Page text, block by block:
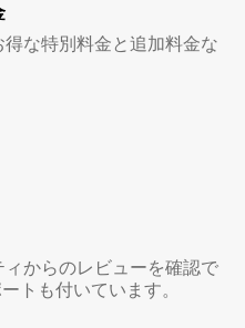
な特別料金と追加料金な
からのレビューを確認で
トも付いています。